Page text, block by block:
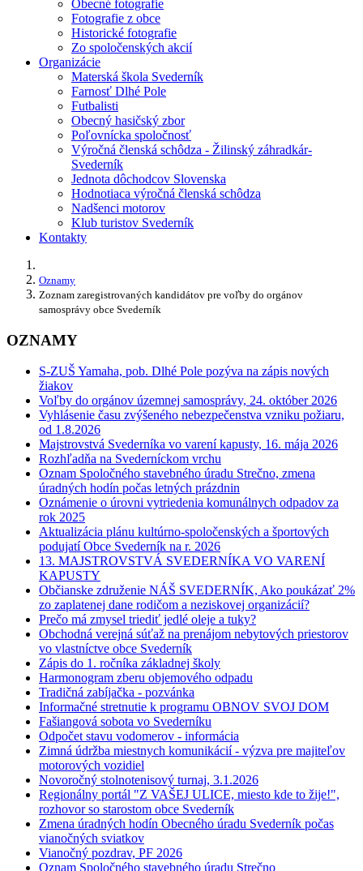
Obecné fotografie
Fotografie z obce
Historické fotografie
Zo spoločenských akcií
Organizácie
Materská škola Svederník
Farnosť Dlhé Pole
Futbalisti
Obecný hasičský zbor
Poľovnícka spoločnosť
Výročná členská schôdza - Žilinský záhradkár-
Svederník
Jednota dôchodcov Slovenska
Hodnotiaca výročná členská schôdza
Nadšenci motorov
Klub turistov Svederník
Kontakty
Oznamy
Zoznam zaregistrovaných kandidátov pre voľby do orgánov
samosprávy obce Svederník
OZNAMY
S-ZUŠ Yamaha, pob. Dlhé Pole pozýva na zápis nových
žiakov
Voľby do orgánov územnej samosprávy, 24. október 2026
Vyhlásenie času zvýšeného nebezpečenstva vzniku požiaru,
od 1.8.2026
Majstrovstvá Svederníka vo varení kapusty, 16. mája 2026
Rozhľadňa na Svederníckom vrchu
Oznam Spoločného stavebného úradu Strečno, zmena
úradných hodín počas letných prázdnin
Oznámenie o úrovni vytriedenia komunálnych odpadov za
rok 2025
Aktualizácia plánu kultúrno-spoločenských a športových
podujatí Obce Svederník na r. 2026
13. MAJSTROVSTVÁ SVEDERNÍKA VO VARENÍ
KAPUSTY
Občianske združenie NÁŠ SVEDERNÍK, Ako poukázať 2%
zo zaplatenej dane rodičom a neziskovej organizácií?
Prečo má zmysel triediť jedlé oleje a tuky?
Obchodná verejná súťaž na prenájom nebytových priestorov
vo vlastníctve obce Svederník
Zápis do 1. ročníka základnej školy
Harmonogram zberu objemového odpadu
Tradičná zabíjačka - pozvánka
Informačné stretnutie k programu OBNOV SVOJ DOM
Fašiangová sobota vo Svederníku
Odpočet stavu vodomerov - informácia
Zimná údržba miestnych komunikácií - výzva pre majiteľov
motorových vozidiel
Novoročný stolnotenisový turnaj, 3.1.2026
Regionálny portál "Z VAŠEJ ULICE, miesto kde to žije!",
rozhovor so starostom obce Svederník
Zmena úradných hodín Obecného úradu Svederník počas
vianočných sviatkov
Vianočný pozdrav, PF 2026
Oznam Spoločného stavebného úradu Strečno